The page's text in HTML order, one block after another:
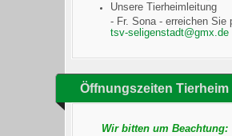
Unsere Tierheimleitung
- Fr. Sona - erreichen Sie
Öffnungszeiten Tierheim
Wir bitten um Beachtung: